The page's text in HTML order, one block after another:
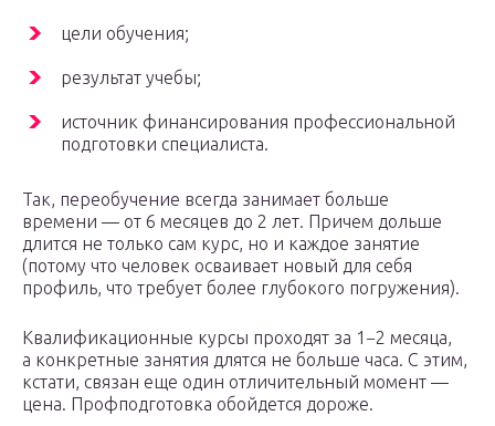
цели обучения;
результат учебы;
источник финансирования профессиональной
подготовки специалиста.
Так, переобучение всегда занимает больше
времени — от 6 месяцев до 2 лет. Причем дольше
длится не только сам курс, но и каждое занятие
(потому что человек осваивает новый для себя
профиль, что требует более глубокого погружения).
Квалификационные курсы проходят за 1−2 месяца,
а конкретные занятия длятся не больше часа. С этим,
кстати, связан еще один отличительный момент —
цена. Профподготовка обойдется дороже.